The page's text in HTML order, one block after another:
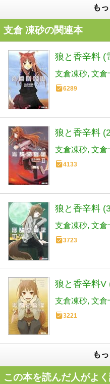
も
支倉 凍砂の関連本
狼と香辛料 (
支倉凍砂 文倉
6289
狼と香辛料
支倉凍砂 文倉
4133
狼と香辛料
支倉凍砂 文倉
3723
狼と香辛料V
支倉凍砂 文倉
3221
も
この本を読んだ人がよ